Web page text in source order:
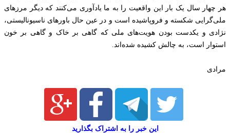
هر چهار سال یک بار این واقعیت را به ما یادآوری می‌کنند که دیگر مرزهای
ملی‌گرایی شکسته و فروپاشیده است و در عین حال باورهای ناسیونالیستی،
نژادی و یکدست بودن هویت‌های ملی که گاهی بر خاک و گاهی بر خون
استوار است، به چالش کشیده شده‌اند.
مرادی
این خبر را به اشتراک بگذارید